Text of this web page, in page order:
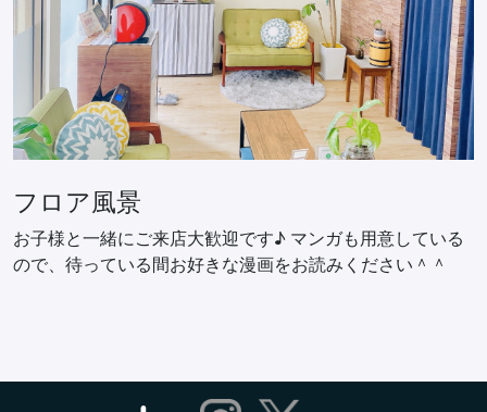
フロア風景
お子様と一緒にご来店大歓迎です♪ マンガも用意している
ので、待っている間お好きな漫画をお読みください＾＾